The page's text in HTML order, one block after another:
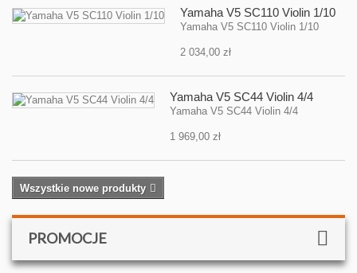
Yamaha V5 SC110 Violin 1/10
Yamaha V5 SC110 Violin 1/10
2 034,00 zł
Yamaha V5 SC44 Violin 4/4
Yamaha V5 SC44 Violin 4/4
1 969,00 zł
Wszystkie nowe produkty
PROMOCJE